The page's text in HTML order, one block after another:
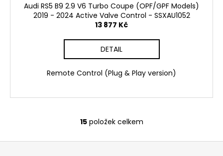
Audi RS5 B9 2.9 V6 Turbo Coupe (OPF/GPF Models)
2019 - 2024 Active Valve Control - SSXAU1052
13 877 Kč
DETAIL
Remote Control (Plug & Play version)
O
15položek celkem
Z